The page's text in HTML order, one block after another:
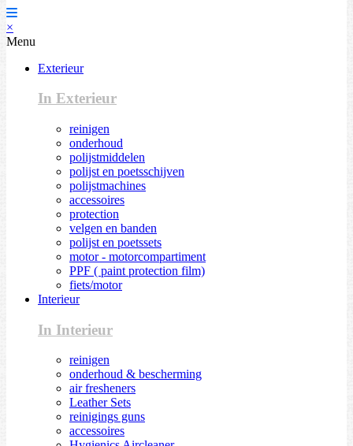
×
Menu
Exterieur
In Exterieur
reinigen
onderhoud
polijstmiddelen
polijst en poetsschijven
polijstmachines
accessoires
protection
velgen en banden
polijst en poetssets
motor - motorcompartiment
PPF ( paint protection film)
fiets/motor
Interieur
In Interieur
reinigen
onderhoud & bescherming
air fresheners
Leather Sets
reinigings guns
accessoires